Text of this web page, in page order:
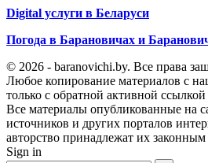
Digital услуги в Беларуси
Погода в Барановичах и
© 2026 - baranovichi.by. Все права
Любое копирование материалов с
только с обратной активной
Все материалы опубликованные на
источников и других порталов
авторство принадлежат их законным
Sign in